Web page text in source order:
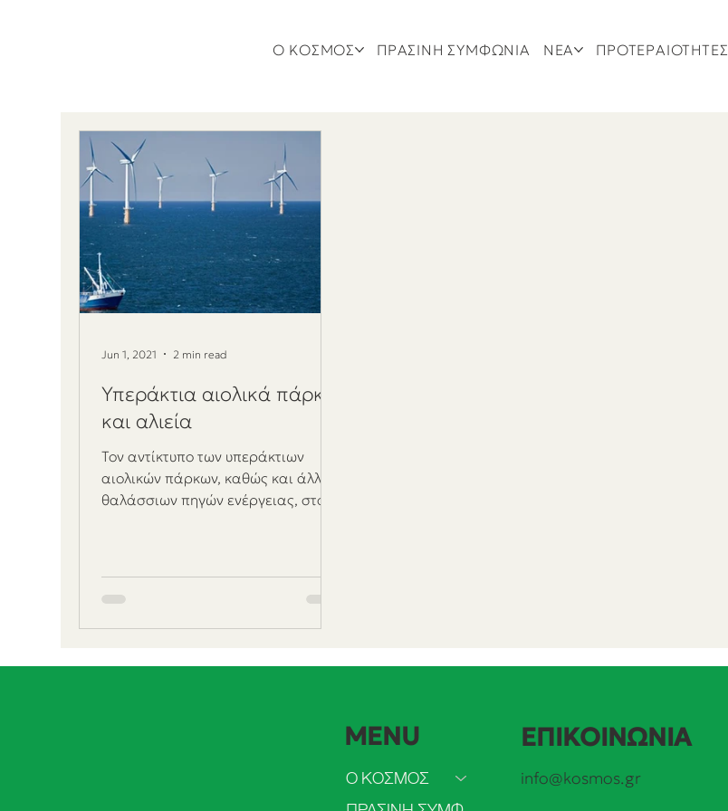
Ο ΚΟΣΜΟΣ ΠΡΑΣΙΝΗ ΣΥΜΦΩΝΙΑ ΝΕΑ ΠΡΟΤΕΡΑΙΟΤΗΤΕΣ
Υπεράκτια αιολικά πάρκα
και αλιεία
Τον αντίκτυπο των υπεράκτιων
αιολικών πάρκων, καθώς και άλλων
θαλάσσιων πηγών ενέργειας, στον
Jun 1, 2021 2 min read
MENU
Ο ΚΟΣΜΟΣ
ΕΠΙΚΟΙΝΩΝΙΑ
info@kosmos.gr